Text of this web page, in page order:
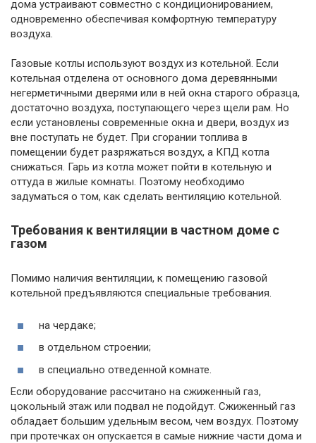
дома устраивают совместно с кондиционированием,
одновременно обеспечивая комфортную температуру
воздуха.
Газовые котлы используют воздух из котельной. Если
котельная отделена от основного дома деревянными
негерметичными дверями или в ней окна старого образца,
достаточно воздуха, поступающего через щели рам. Но
если установлены современные окна и двери, воздух из
вне поступать не будет. При сгорании топлива в
помещении будет разряжаться воздух, а КПД котла
снижаться. Гарь из котла может пойти в котельную и
оттуда в жилые комнаты. Поэтому необходимо
задуматься о том, как сделать вентиляцию котельной.
Требования к вентиляции в частном доме с
газом
Помимо наличия вентиляции, к помещению газовой
котельной предъявляются специальные требования.
на чердаке;
в отдельном строении;
в специально отведенной комнате.
Если оборудование рассчитано на сжиженный газ,
цокольный этаж или подвал не подойдут. Сжиженный газ
обладает большим удельным весом, чем воздух. Поэтому
при протечках он опускается в самые нижние части дома и